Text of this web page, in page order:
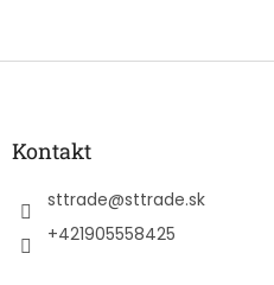
Z
Kontakt
sttrade@sttrade.sk
+421905558425